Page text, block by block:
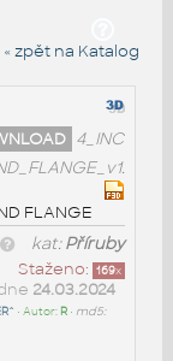
« zpět na Katalog
4_INC
FLANGE
kat:Příruby
Staženo: 169x
24.03.2024
• Autor: R• md5: